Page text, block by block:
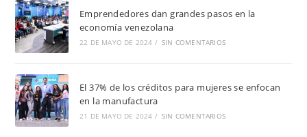
Emprendedores dan grandes pasos en la
economía venezolana
22 DE MAYO DE 2024 / SIN COMENTARIOS
El 37% de los créditos para mujeres se enfocan
en la manufactura
21 DE MAYO DE 2024 / SIN COMENTARIOS